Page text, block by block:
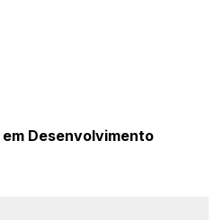
Desenvolvimento